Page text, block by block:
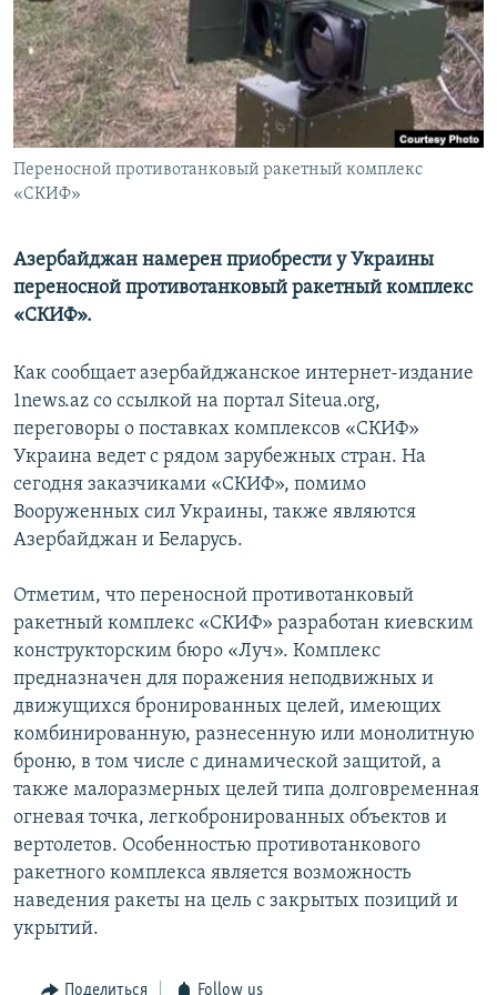
Հայերեն
English
Русский
Все сайты Радио Азатутюн
Переносной противотанковый ракетный комплекс
«СКИФ»
Азербайджан намерен приобрести у Украины
переносной противотанковый ракетный комплекс
«СКИФ».
Как сообщает азербайджанское интернет-издание
1news.az со ссылкой на портал Siteua.org,
переговоры о поставках комплексов «СКИФ»
Украина ведет с рядом зарубежных стран. На
сегодня заказчиками «СКИФ», помимо
Вооруженных сил Украины, также являются
Азербайджан и Беларусь.
Отметим, что переносной противотанковый
ракетный комплекс «СКИФ» разработан киевским
конструкторским бюро «Луч». Комплекс
предназначен для поражения неподвижных и
движущихся бронированных целей, имеющих
комбинированную, разнесенную или монолитную
броню, в том числе с динамической защитой, а
также малоразмерных целей типа долговременная
огневая точка, легкобронированных объектов и
вертолетов. Особенностью противотанкового
ракетного комплекса является возможность
наведения ракеты на цель с закрытых позиций и
укрытий.
Поделиться Follow us